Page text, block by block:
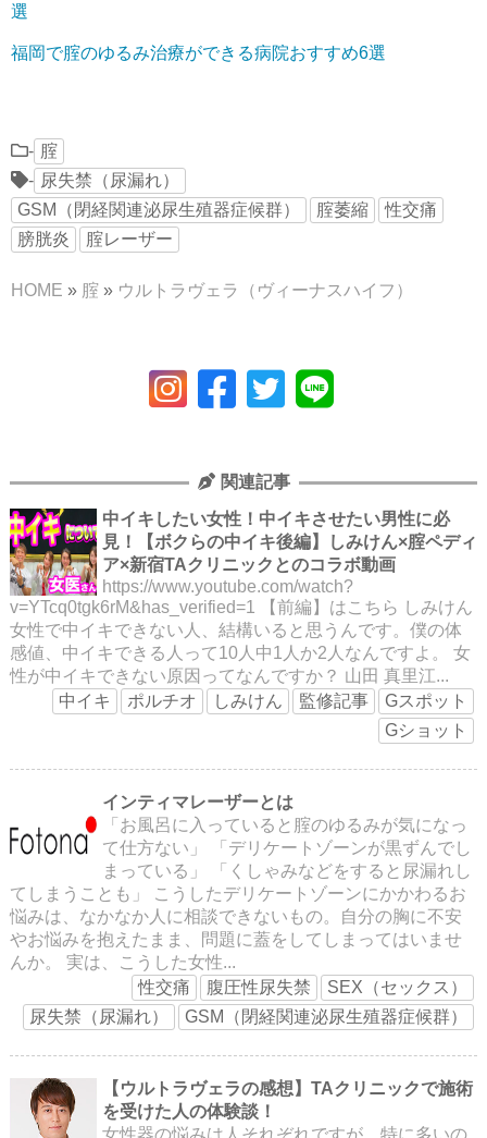
選
福岡で腟のゆるみ治療ができる病院おすすめ6選
- 腟
- 尿失禁（尿漏れ）
GSM（閉経関連泌尿生殖器症候群）
腟萎縮
性交痛
膀胱炎
腟レーザー
HOME » 腟 » ウルトラヴェラ（ヴィーナスハイフ）
関連記事
中イキしたい女性！中イキさせたい男性に必
見！【ボクらの中イキ後編】しみけん×腟ペディ
ア×新宿TAクリニックとのコラボ動画
https://www.youtube.com/watch?
v=YTcq0tgk6rM&has_verified=1 【前編】はこちら しみけん
女性で中イキできない人、結構いると思うんです。僕の体
感値、中イキできる人って10人中1人か2人なんですよ。 女
性が中イキできない原因ってなんですか？ 山田 真里江...
中イキ
ポルチオ しみけん 監修記事
Gスポット
Gショット
インティマレーザーとは
「お風呂に入っていると腟のゆるみが気になっ
て仕方ない」 「デリケートゾーンが黒ずんでし
まっている」 「くしゃみなどをすると尿漏れし
てしまうことも」 こうしたデリケートゾーンにかかわるお
悩みは、なかなか人に相談できないもの。自分の胸に不安
やお悩みを抱えたまま、問題に蓋をしてしまってはいませ
んか。 実は、こうした女性...
性交痛
腹圧性尿失禁
SEX（セックス）
尿失禁（尿漏れ）
GSM（閉経関連泌尿生殖器症候群）
【ウルトラヴェラの感想】TAクリニックで施術
を受けた人の体験談！
女性器の悩みは人それぞれですが、特に多いの